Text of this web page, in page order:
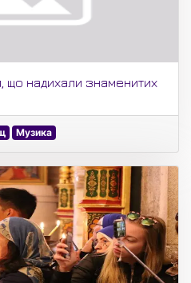
що надихали знаменитих
Музика